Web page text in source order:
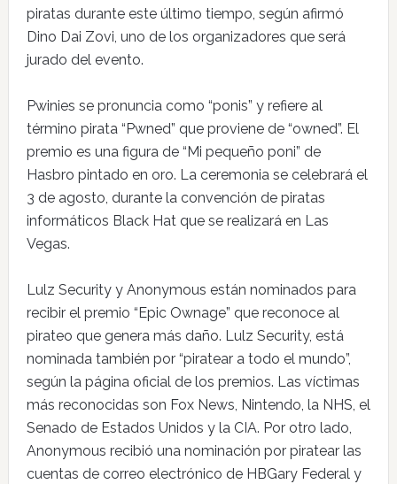
piratas durante este último tiempo, según afirmó
Dino Dai Zovi, uno de los organizadores que será
jurado del evento.
Pwinies se pronuncia como “ponis” y refiere al
término pirata “Pwned” que proviene de “owned”. El
premio es una figura de “Mi pequeño poni” de
Hasbro pintado en oro. La ceremonia se celebrará el
3 de agosto, durante la convención de piratas
informáticos Black Hat que se realizará en Las
Vegas.
Lulz Security y Anonymous están nominados para
recibir el premio “Epic Ownage” que reconoce al
pirateo que genera más daño. Lulz Security, está
nominada también por “piratear a todo el mundo”,
según la página oficial de los premios. Las víctimas
más reconocidas son Fox News, Nintendo, la NHS, el
Senado de Estados Unidos y la CIA. Por otro lado,
Anonymous recibió una nominación por piratear las
cuentas de correo electrónico de HBGary Federal y